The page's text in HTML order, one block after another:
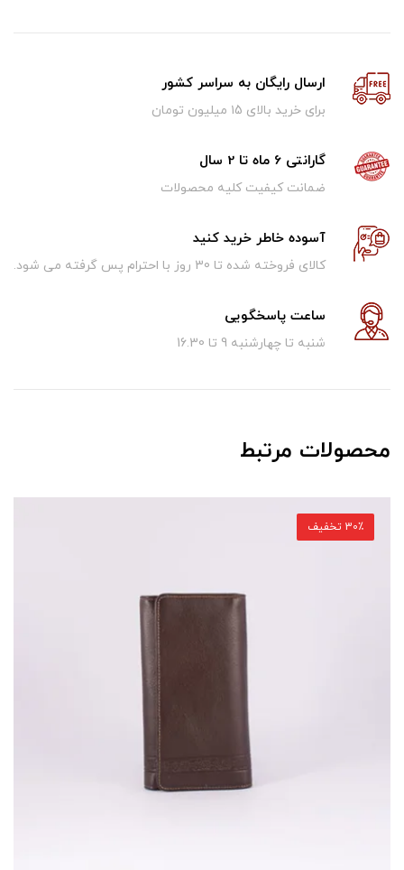
ارسال رایگان به سراسر کشور
برای خرید بالای ۱5 میلیون تومان
گارانتی 6 ماه تا 2 سال
ضمانت کیفیت کلیه محصولات
آسوده خاطر خرید کنید
کالای فروخته شده تا 30 روز با احترام پس گرفته می شود.
ساعت پاسخگویی
شنبه تا چهارشنبه 9 تا 16.30
محصولات مرتبط
30٪ تخفیف